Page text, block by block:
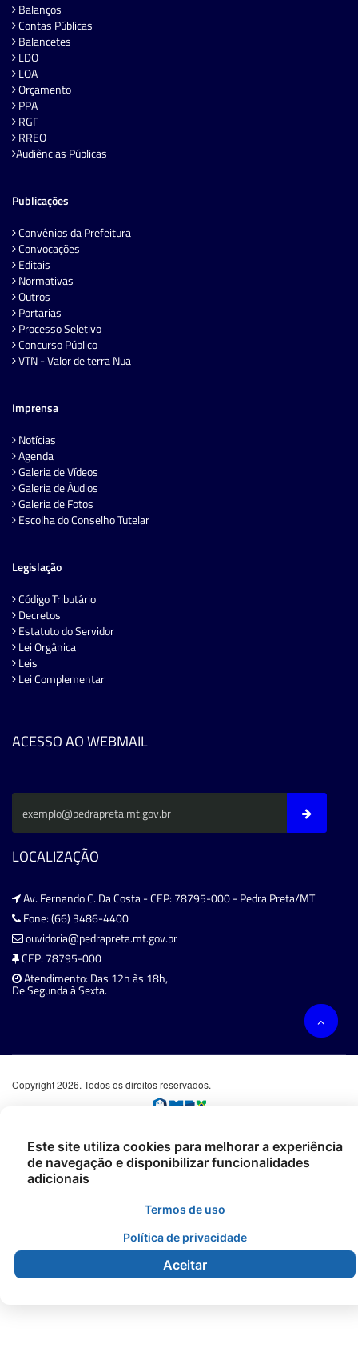
Balanços
Contas Públicas
Balancetes
LDO
LOA
Orçamento
PPA
RGF
RREO
Audiências Públicas
Publicações
Convênios da Prefeitura
Convocações
Editais
Normativas
Outros
Portarias
Processo Seletivo
Concurso Público
VTN - Valor de terra Nua
Imprensa
Notícias
Agenda
Galeria de Vídeos
Galeria de Áudios
Galeria de Fotos
Escolha do Conselho Tutelar
Legislação
Código Tributário
Decretos
Estatuto do Servidor
Lei Orgânica
Leis
Lei Complementar
ACESSO AO WEBMAIL
LOCALIZAÇÃO
Av. Fernando C. Da Costa - CEP: 78795-000 - Pedra Preta/MT
Fone: (66) 3486-4400
ouvidoria@pedrapreta.mt.gov.br
CEP: 78795-000
Atendimento: Das 12h às 18h,
De Segunda à Sexta.
Copyright 2026. Todos os direitos reservados.
Este site utiliza cookies para melhorar a experiência
de navegação e disponibilizar funcionalidades
adicionais
Termos de uso
Política de privacidade
Aceitar